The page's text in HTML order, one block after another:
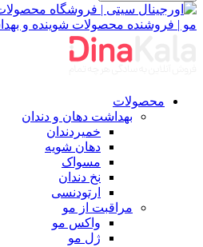
محصولات
بهداشت دهان و دندان
خمیردندان
دهان شویه
مسواک
نخ دندان
ارتودنسی
مراقبت از مو
واکس مو
ژل مو